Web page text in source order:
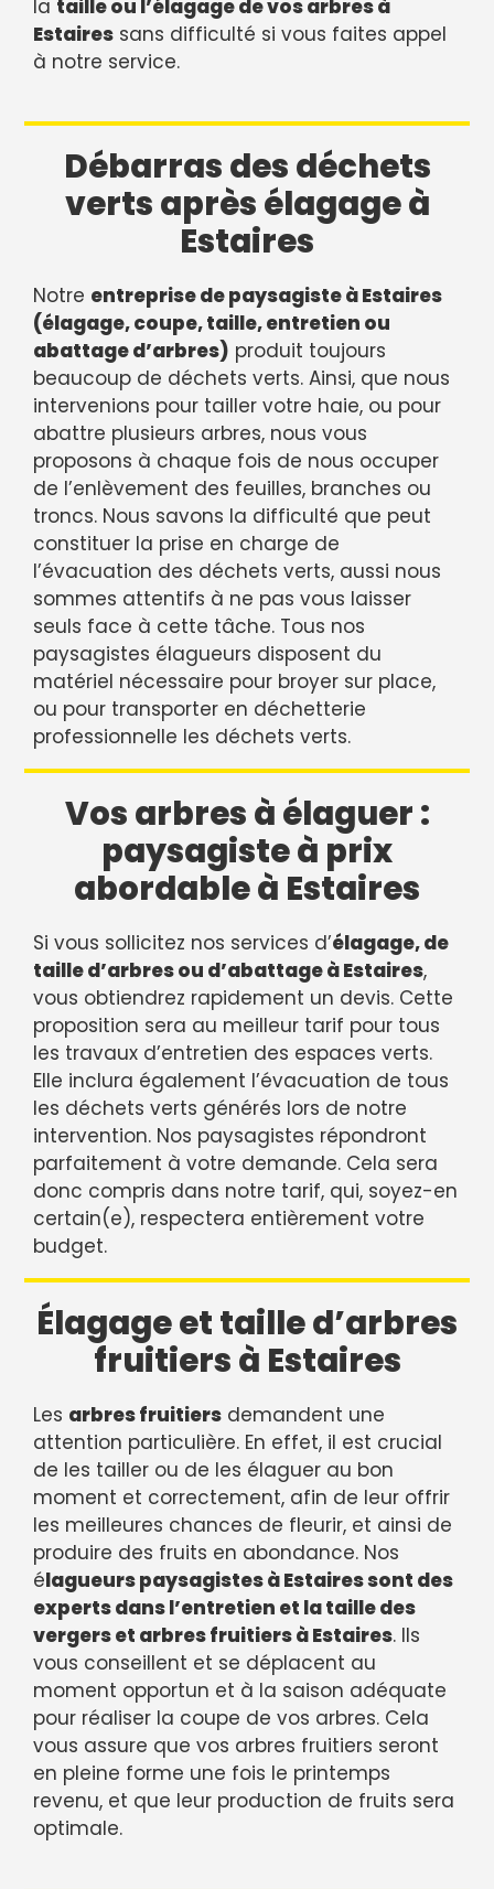
la taille ou l’élagage de vos arbres à
Estaires sans difficulté si vous faites appel
à notre service.
Débarras des déchets
verts après élagage à
Estaires
Notre entreprise de paysagiste à Estaires
(élagage, coupe, taille, entretien ou
abattage d’arbres) produit toujours
beaucoup de déchets verts. Ainsi, que nous
intervenions pour tailler votre haie, ou pour
abattre plusieurs arbres, nous vous
proposons à chaque fois de nous occuper
de l’enlèvement des feuilles, branches ou
troncs. Nous savons la difficulté que peut
constituer la prise en charge de
l’évacuation des déchets verts, aussi nous
sommes attentifs à ne pas vous laisser
seuls face à cette tâche. Tous nos
paysagistes élagueurs disposent du
matériel nécessaire pour broyer sur place,
ou pour transporter en déchetterie
professionnelle les déchets verts.
Vos arbres à élaguer :
paysagiste à prix
abordable à Estaires
Si vous sollicitez nos services d’élagage, de
taille d’arbres ou d’abattage à Estaires,
vous obtiendrez rapidement un devis. Cette
proposition sera au meilleur tarif pour tous
les travaux d’entretien des espaces verts.
Elle inclura également l’évacuation de tous
les déchets verts générés lors de notre
intervention. Nos paysagistes répondront
parfaitement à votre demande. Cela sera
donc compris dans notre tarif, qui, soyez-en
certain(e), respectera entièrement votre
budget.
Élagage et taille d’arbres
fruitiers à Estaires
Les arbres fruitiers demandent une
attention particulière. En effet, il est crucial
de les tailler ou de les élaguer au bon
moment et correctement, afin de leur offrir
les meilleures chances de fleurir, et ainsi de
produire des fruits en abondance. Nos
élagueurs paysagistes à Estaires sont des
experts dans l’entretien et la taille des
vergers et arbres fruitiers à Estaires. Ils
vous conseillent et se déplacent au
moment opportun et à la saison adéquate
pour réaliser la coupe de vos arbres. Cela
vous assure que vos arbres fruitiers seront
en pleine forme une fois le printemps
revenu, et que leur production de fruits sera
optimale.